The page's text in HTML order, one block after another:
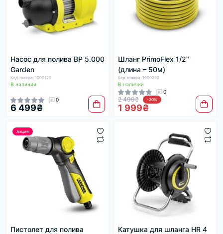
Насос для полива BP 5.000
Garden
Код товара: 1000129
В наличии
0
6 499₴
Шланг PrimoFlex 1/2"
(длина – 50м)
Код товара: 1000232
В наличии
0
2 499₴ -20%
1 999₴
Акция
Пистолет для полива
Катушка для шланга HR 4